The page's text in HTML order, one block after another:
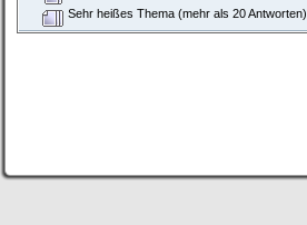
Sehr heißes Thema (mehr als 20 Antworten)